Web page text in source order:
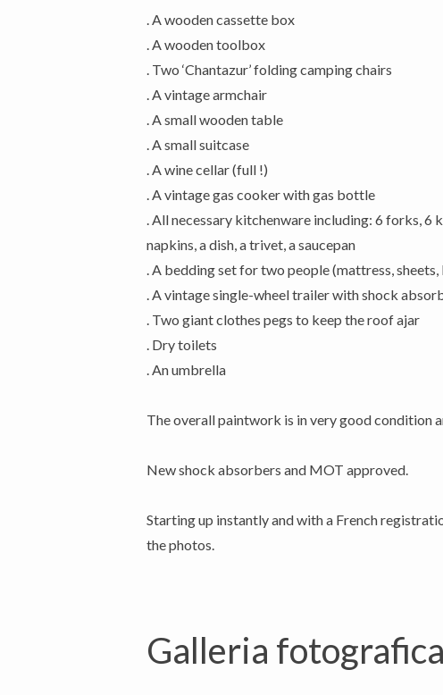
. A wooden cassette box
. A wooden toolbox
. Two ‘Chantazur’ folding camping chairs
. A vintage armchair
. A small wooden table
. A small suitcase
. A wine cellar (full !)
. A vintage gas cooker with gas bottle
. All necessary kitchenware including: 6 forks, 6
napkins, a dish, a trivet, a saucepan
. A bedding set for two people (mattress, sheets,
. A vintage single-wheel trailer with shock
. Two giant clothes pegs to keep the roof ajar
. Dry toilets
. An umbrella
The overall paintwork is in very good condition
New shock absorbers and MOT approved.
Starting up instantly and with a French
the photos.
Galleria fotografica